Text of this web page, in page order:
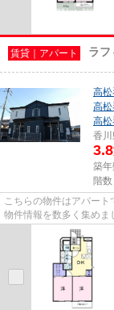
賃貸｜アパート ラフ
高
高
高
香
3.8
築年
階
こちらの物件はアパー
物件情報を数多く集めま
問い合わせもお気軽にご